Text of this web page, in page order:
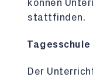
können
stattfinden.
Tagesschule
Der